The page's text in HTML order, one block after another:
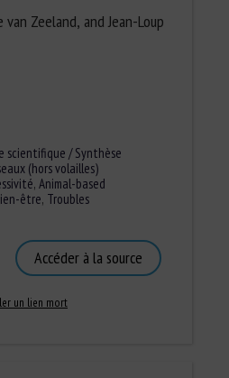
Zeeland, and Jean-Loup
scientifique / Synthèse
(hors volailles)
, Animal-based
être, Troubles
Accéder à la source
un lien mort